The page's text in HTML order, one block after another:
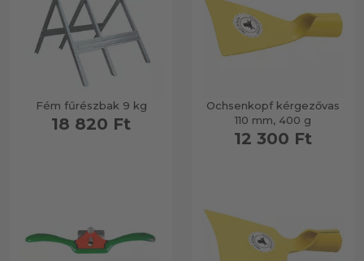
Elektromos szerszámok
Tüzifa tárolás-csomagolás
Fém fűrészbak 9 kg
18 820 Ft
Ochsenkopf kérgezővas
110 mm, 400 g
12 300 Ft